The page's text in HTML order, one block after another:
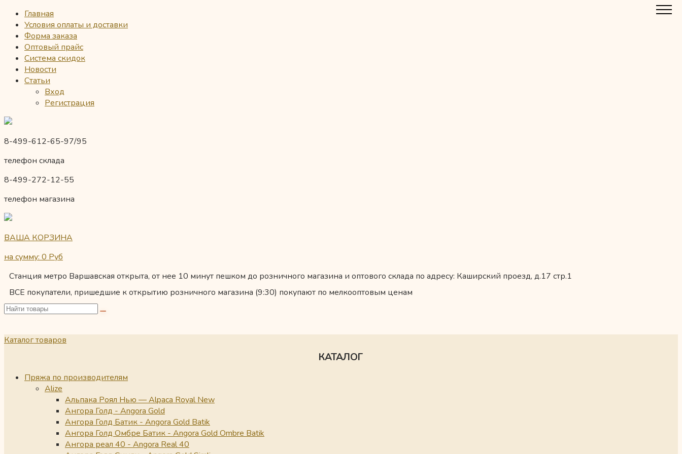
Главная
Условия оплаты и доставки
Форма заказа
Оптовый прайс
Система скидок
Новости
Статьи
Вход
Регистрация
8-499-612-65-97/95
телефон склада
8-499-272-12-55
телефон магазина
ВАША КОРЗИНА
на сумму: 0 Руб
Станция метро Варшавская открыта, от нее 10 минут пешком до розничного магазина и оптового склада по адресу: Каширский проезд, д.17 стр.1
ВСЕ покупатели, пришедшие к открытию розничного магазина (9:30) покупают по мелкооптовым ценам
Каталог товаров
КАТАЛОГ
Пряжа по производителям
Alize
Альпака Роял Нью — Alpaca Royal New
Ангора Голд - Angora Gold
Ангора Голд Батик - Angora Gold Batik
Ангора Голд Омбре Батик - Angora Gold Ombre Batik
Ангора реал 40 - Angora Real 40